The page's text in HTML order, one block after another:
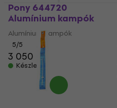
Pony 644720
Alumínium kampók
Alumínium kampók
5/5
3 050 Ft
Készleten